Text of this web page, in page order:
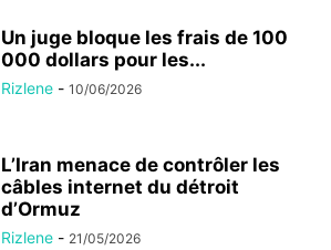
Un juge bloque les frais de 100
000 dollars pour les...
Rizlene - 10/06/2026
L’Iran menace de contrôler les
câbles internet du détroit
d’Ormuz
Rizlene - 21/05/2026